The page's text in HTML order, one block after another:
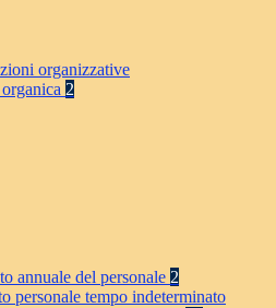
organizzative
2
annuale del personale 2
personale tempo indeterminato